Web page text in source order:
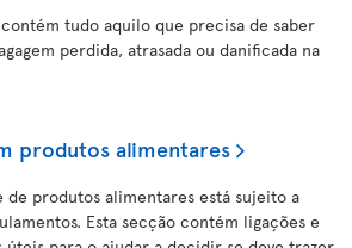
contém tudo aquilo que precisa de saber
perdida, atrasada ou danificada na
produtos alimentares
de produtos alimentares está sujeito a
Esta secção contém ligações e